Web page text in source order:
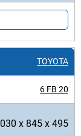
TOYOTA
6 FB 20
x 845 x 495